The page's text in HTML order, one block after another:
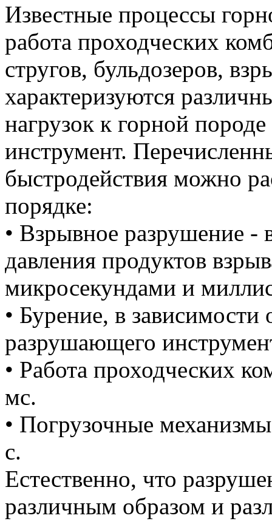
Известные процессы
работа проходческих
стругов, бульдозеров,
характеризуются
нагрузок к горной
инструмент.
быстродействия можно
порядке:
• Взрывное разрушение -
давления продуктов
микросекундами и
• Бурение, в зависимости
разрушающего
• Работа проходческих
мс.
• Погрузочные
с.
Естественно, что
различным образом и